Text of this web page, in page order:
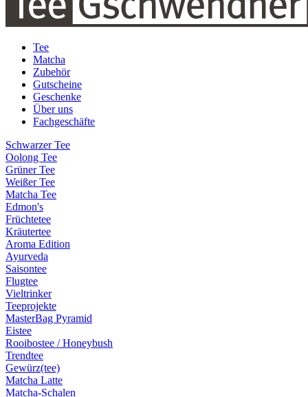
Tee
Matcha
Zubehör
Gutscheine
Geschenke
Über uns
Fachgeschäfte
Schwarzer Tee
Oolong Tee
Grüner Tee
Weißer Tee
Matcha Tee
Edmon's
Früchtetee
Kräutertee
Aroma Edition
Ayurveda
Saisontee
Flugtee
Vieltrinker
Teeprojekte
MasterBag Pyramid
Eistee
Rooibostee / Honeybush
Trendtee
Gewürz(tee)
Matcha Latte
Matcha-Schalen